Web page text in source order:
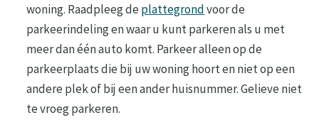
woning. Raadpleeg de plattegrondvoor de
parkeerindeling en waar u kunt parkeren als u met
meer dan één auto komt. Parkeer alleen op de
parkeerplaats die bij uw woning hoort en niet op een
andere plek of bij een ander huisnummer. Gelieve niet
te vroeg parkeren.